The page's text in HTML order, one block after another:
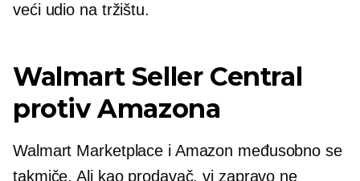
veći udio na tržištu.
Walmart Seller Central
protiv Amazona
Walmart Marketplace i Amazon međusobno se
takmiče. Ali kao prodavač, vi zapravo ne